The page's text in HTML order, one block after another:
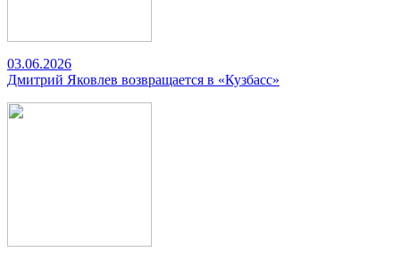
03.06.2026
Дмитрий Яковлев возвращается в «Кузбасс»